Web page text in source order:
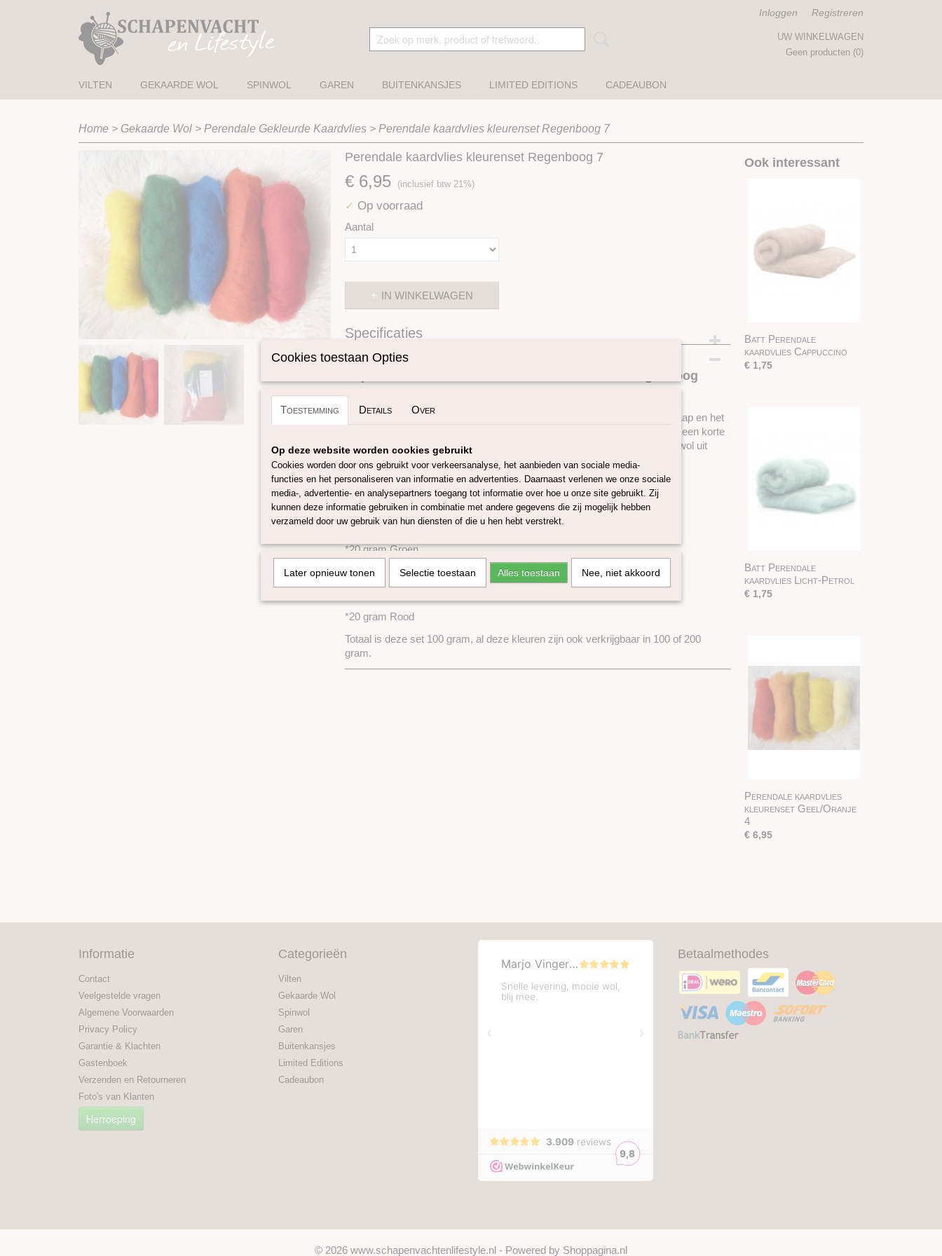
Inloggen Registreren
UW WINKELWAGEN
Geen producten (0)
VILTEN GEKAARDE WOL SPINWOL GAREN BUITENKANSJES LIMITED EDITIONS CADEAUBON
Home > Gekaarde Wol > Perendale Gekleurde Kaardvlies > Perendale kaardvlies kleurenset Regenboog 7
Perendale kaardvlies kleurenset Regenboog 7
€ 6,95 (inclusief btw 21%)
✓ Op voorraad
Aantal
IN WINKELWAGEN
Specificaties
Productcode
Omschrijving
Super zachte Perendale kaardvlies kleurenset 7 regenboog
Perendale is een schapenras wat een kruising is tussen een Cheviot schaap en het
Romney schaap. De micron van deze wolvlies is rond de 29-30, en heeft een korte
vezel! Door zijn hoge micron voelt deze kaardvlies zeer zacht aan. Deze wol uit
Nieuw-Zeeland is perfect voor naaldvilten, natvilten en spinnen.
De wol is getest en voldoet aan de richtlijnen EN71 en Oeko-Tex 100.
In deze set zitten de kleuren:
*20 gram Geel
*20 gram Groen
*20 gram Blauw
*20 gram Rood
Totaal is deze set 100 gram, al deze kleuren zijn ook verkrijgbaar in 100 of 200
gram.
Ook interessant
Batt Perendale
kaardvlies Cappuccino
€ 1,75
Batt Perendale
kaardvlies Licht-Petrol
€ 1,75
Perendale kaardvlies
kleurenset Geel/Oranje
4
€ 6,95
Informatie
Contact
Veelgestelde vragen
Algemene Voorwaarden
Privacy Policy
Garantie & Klachten
Gastenboek
Verzenden en Retourneren
Foto's van Klanten
Herroeping
Categorieën
Vilten
Gekaarde Wol
Spinwol
Garen
Buitenkansjes
Limited Editions
Cadeaubon
Betaalmethodes
© 2026 www.schapenvachtenlifestyle.nl - Powered by Shoppagina.nl
Cookies toestaan Opties
Toestemming Details Over
Op deze website worden cookies gebruikt
Cookies worden door ons gebruikt voor verkeersanalyse, het aanbieden van sociale media-
functies en het personaliseren van informatie en advertenties. Daarnaast verlenen we onze sociale
media-, advertentie- en analysepartners toegang tot informatie over hoe u onze site gebruikt. Zij
kunnen deze informatie gebruiken in combinatie met andere gegevens die zij mogelijk hebben
verzameld door uw gebruik van hun diensten of die u hen hebt verstrekt.
Later opnieuw tonen Selectie toestaan Alles toestaan Nee, niet akkoord